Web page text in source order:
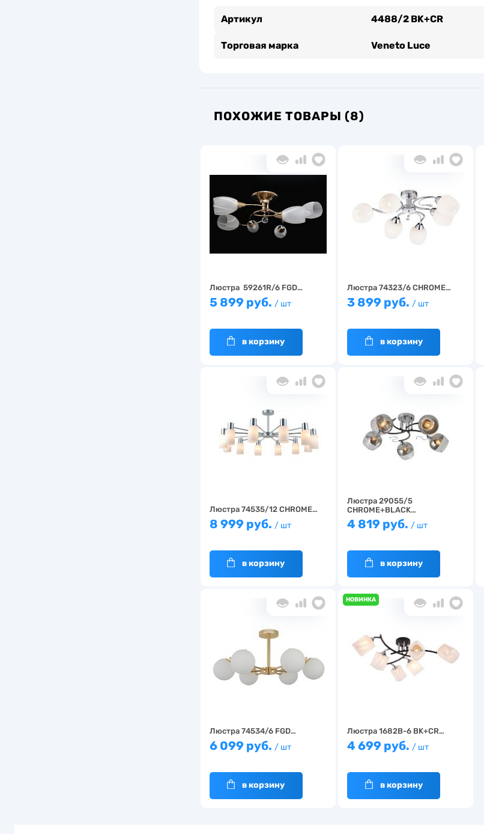
Артикул 4488/2 BK+CR
Торговая марка Veneto Luce
ПОХОЖИЕ ТОВАРЫ (8)
Люстра 59261R/6 FGD…
5 899 руб. / шт
в корзину
Люстра 74323/6 CHROME…
3 899 руб. / шт
в корзину
Люстра 74535/12 CHROME…
8 999 руб. / шт
в корзину
Люстра 29055/5
CHROME+BLACK…
4 819 руб. / шт
в корзину
Люстра 74534/6 FGD…
6 099 руб. / шт
в корзину
НОВИНКА
Люстра 1682B-6 BK+CR…
4 699 руб. / шт
в корзину